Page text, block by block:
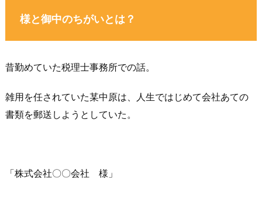
様と御中のちがいとは？
昔勤めていた税理士事務所での話。
雑用を任されていた某中原は、人生ではじめて会社あての
書類を郵送しようとしていた。
「株式会社〇〇会社 様」